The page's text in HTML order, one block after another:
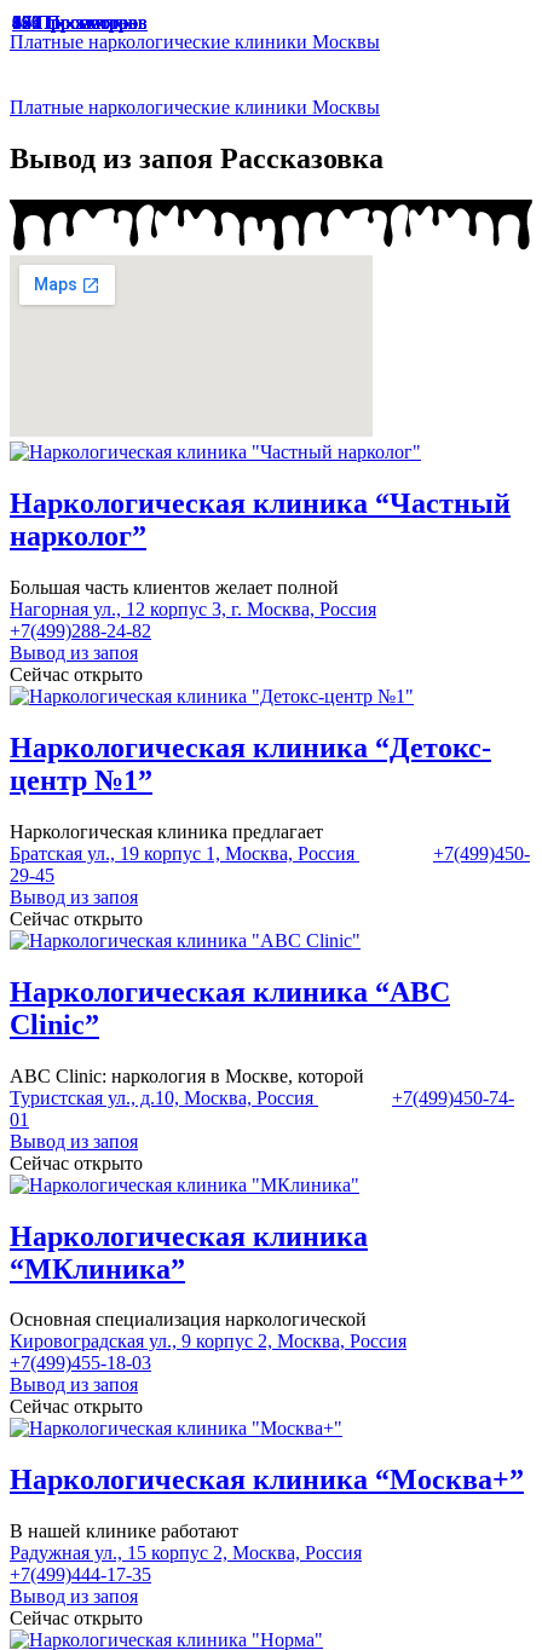
Платные наркологические клиники Москвы
Платные наркологические клиники Москвы
Вывод из запоя Рассказовка
67 Просмотров
Наркологическая клиника “Частный
нарколог”
Большая часть клиентов желает полной
Нагорная ул., 12 корпус 3, г. Москва, Россия
+7(499)288-24-82
Вывод из запоя
Сейчас открыто
65 Просмотров
Наркологическая клиника “Детокс-
центр №1”
Наркологическая клиника предлагает
Братская ул., 19 корпус 1, Москва, Россия
+7(499)450-
29-45
Вывод из запоя
Сейчас открыто
33 Просмотра
Наркологическая клиника “ABC
Clinic”
ABC Clinic: наркология в Москве, которой
Туристская ул., д.10, Москва, Россия
+7(499)450-74-
01
Вывод из запоя
Сейчас открыто
47 Просмотров
Наркологическая клиника
“МКлиника”
Основная специализация наркологической
Кировоградская ул., 9 корпус 2, Москва, Россия
+7(499)455-18-03
Вывод из запоя
Сейчас открыто
49 Просмотров
Наркологическая клиника “Москва+”
В нашей клинике работают
Радужная ул., 15 корпус 2, Москва, Россия
+7(499)444-17-35
Вывод из запоя
Сейчас открыто
166 Просмотров
174 Просмотра
187 Просмотров
136 Просмотров
94 Просмотра
191 Просмотр
129 Просмотров
45 Просмотров
87 Просмотров